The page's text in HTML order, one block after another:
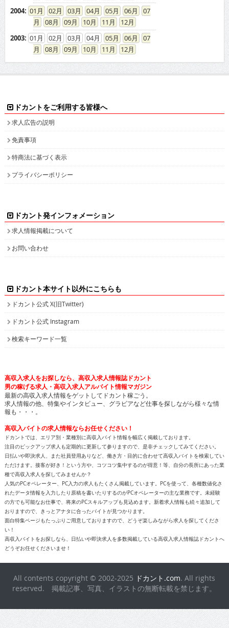
2004: 01 02 03 04 05 06
07
08
09 10 11
12
2003: 01 02 03 04 05 06
07
08
09 10 11 12
ドカントをご利用する皆様へ
求人広告の説明
免責事項
特商法に基づく表示
プライバシーポリシー
ドカント発インフォメーション
求人情報掲載について
お問い合わせ
ドカント本サイト以外にこちらも
ドカント公式 X(旧Twitter)
ドカント公式 Instagram
検索キーワード一覧
高収入求人をお探しなら、高収入求人情報誌ドカント
男の稼げる求人・高収入求人アルバイト情報マガジン
最新の高収入求人情報をゲットしてドカント稼ごう。
求人情報の他、特集やインタビュー、グラビアなど仕事を探しながら様々な情
報も・・・。
高収入バイトの求人情報ならお任せください！
ドカントでは、エリア別・業種別に高収入バイト情報を幅広く掲載しております。
注目のピックアップ求人も定期的に更新して参りますので、是非チェックしてみてください。
日払いや即決求人、また社員登用ありなど、働き方・目的に合わせて高収入バイトを検索してい
ただけます。接客が好き！という方や、コツコツ集中するのが得意！等、自分の長所にあった業
種で高収入求人を探してみませんか？
人気のPCオペレーター、PC入力の求人もたくさん掲載しています。PCを使って、各種数値化さ
れたデータ情報を入力したり原稿を書いたりするのがPCオペレーターの主な業務です。未経験
の方でも可能なお仕事で、将来のPCスキルアップも見込めます。新着求人情報も続々追加して
おりますので、きっとアナタに合ったバイトが見つかります。
面白特集ページもたっぷりご用意しておりますので、どうぞ楽しみながら求人を探してくださ
い！
高収入バイトをお探しなら、日払いや即決求人を多数掲載している高収入求人情報誌ドカントへ
どうぞお任せくださいませ！
All contents copyright © 2002-2025 ドカント.com. All rights
reserved. 掲載記事、写真、イラストの無断転載を禁じます。